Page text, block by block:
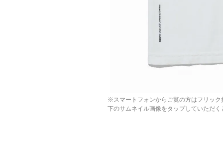
※スマートフォンからご覧の方はフリック
下のサムネイル画像をタップしていただ